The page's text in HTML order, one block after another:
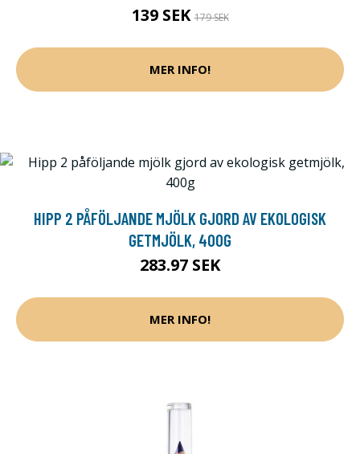
139 SEK179 SEK
MER INFO!
HIPP 2 PÅFÖLJANDE MJÖLK GJORD AV EKOLOGISK
GETMJÖLK, 400G
283.97 SEK
MER INFO!